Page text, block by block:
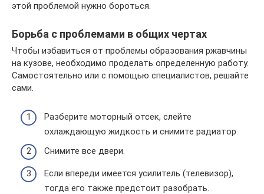
этой проблемой нужно бороться.
Борьба с проблемами в общих чертах
Чтобы избавиться от проблемы образования ржавчины
на кузове, необходимо проделать определенную работу.
Самостоятельно или с помощью специалистов, решайте
сами.
Разберите моторный отсек, слейте
охлаждающую жидкость и снимите радиатор.
Снимите все двери.
Если впереди имеется усилитель (телевизор),
тогда его также предстоит разобрать.